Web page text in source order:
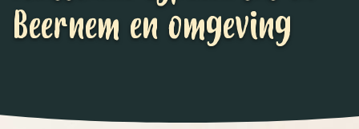
Beernem en omgeving